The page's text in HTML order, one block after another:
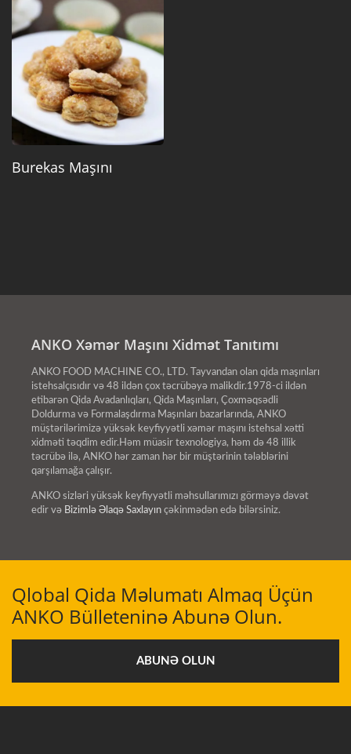
Burekas Maşını
ANKO Xəmər Maşını Xidmət Tanıtımı
ANKO FOOD MACHINE CO., LTD. Tayvandan olan qida maşınları
istehsalçısıdır və 48 ildən çox təcrübəyə malikdir.1978-ci ildən
etibarən Qida Avadanlıqları, Qida Maşınları, Çoxməqsədli
Doldurma və Formalaşdırma Maşınları bazarlarında, ANKO
müştərilərimizə yüksək keyfiyyətli xəmər maşını istehsal xətti
xidməti təqdim edir.Həm müasir texnologiya, həm də 48 illik
təcrübə ilə, ANKO hər zaman hər bir müştərinin tələblərini
qarşılamağa çalışır.
ANKO sizləri yüksək keyfiyyətli məhsullarımızı görməyə dəvət
edir və Bizimlə Əlaqə Saxlayın çəkinmədən edə bilərsiniz.
Qlobal Qida Məlumatı Almaq Üçün
ANKO Bülleteninə Abunə Olun.
ABUNƏ OLUN